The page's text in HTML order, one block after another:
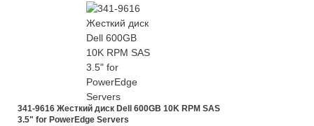
341-9616 Жесткий диск Dell 600GB 10K RPM SAS
3.5" for PowerEdge Servers